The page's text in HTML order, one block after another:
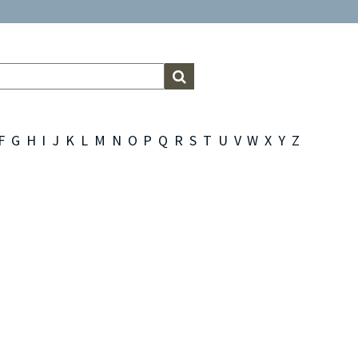
F G H I J K L M N O P Q R S T U V W X Y Z